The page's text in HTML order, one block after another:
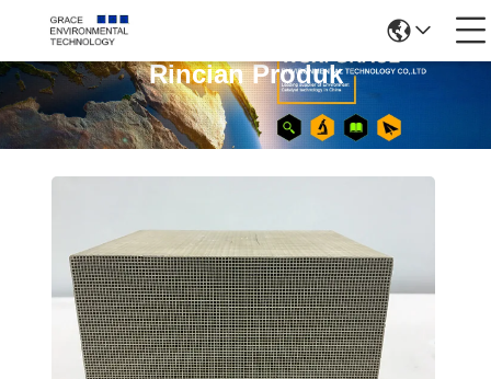
Rincian Produk